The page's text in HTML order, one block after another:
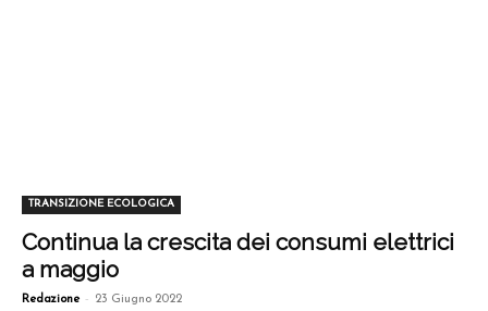
TRANSIZIONE ECOLOGICA
Continua la crescita dei consumi elettrici
a maggio
Redazione - 23 Giugno 2022